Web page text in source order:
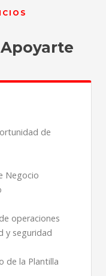
de
Negocio
operaciones
y seguridad
de la Plantilla